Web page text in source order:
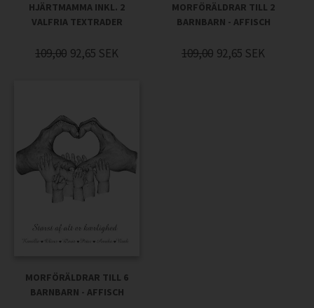
HJÄRTMAMMA INKL. 2
VALFRIA TEXTRADER
109,00 92,65 SEK
MORFÖRÄLDRAR TILL 2
BARNBARN - AFFISCH
109,00 92,65 SEK
MORFÖRÄLDRAR TILL 6
BARNBARN - AFFISCH